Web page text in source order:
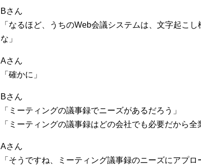
Bさん
「なるほど、うちのWeb会議システムは、文字起こ
な」
Aさん
「確かに」
Bさん
「ミーティングの議事録でニーズがあるだろう」
「ミーティングの議事録はどの会社でも必要だから全
Aさん
「そうですね、ミーティング議事録のニーズにアプロ